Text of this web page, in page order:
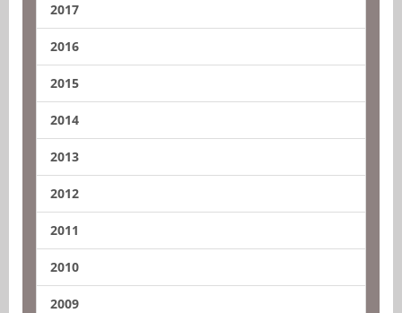
2017
2016
2015
2014
2013
2012
2011
2010
2009